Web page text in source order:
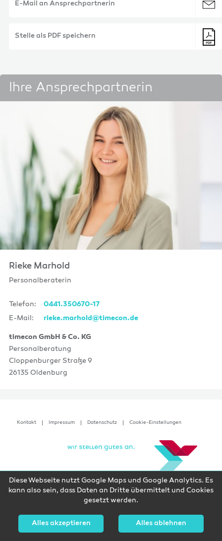
Diese Webseite nutzt Google Maps und Google Analytics. Es
kann also sein, dass Daten an Dritte übermittelt und Cookies
gesetzt werden.
Alles akzeptieren Alles ablehnen
E-Mail an Ansprechpartnerin
Stelle als PDF speichern
Ihre Ansprechpartnerin
Rieke Marhold
Personalberaterin
Telefon: 0441.350670-17
E-Mail: rieke.marhold@timecon.de
timecon GmbH & Co. KG
Personalberatung
Cloppenburger Straße 9
26135 Oldenburg
Kontakt Impressum Datenschutz Cookie-Einstellungen